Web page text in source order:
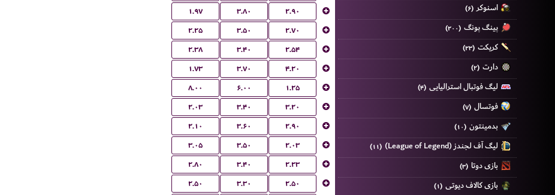
اسنوکر (۶)
پینگ پونگ (۲۰۰)
کریکت (۲۳)
دارت (۲)
لیگ فوتبال استرالیایی (۴)
فوتسال (۷)
بدمینتون (۱۰)
لیگ آف لجندز (League of Legend) (۱۱)
بازی دوتا (۳)
بازی کالاف دیوتی (۱)
۱.۹۷ ۳.۸۰ ۲.۹۰
۲.۲۵ ۳.۵۰ ۲.۷۰
۲.۳۸ ۳.۴۰ ۲.۵۴
۱.۷۳ ۳.۷۰ ۴.۲۰
۸.۰۰ ۶.۰۰ ۱.۲۵
۲.۰۳ ۳.۴۰ ۳.۲۰
۲.۱۰ ۳.۶۰ ۲.۹۰
۳.۰۵ ۳.۵۰ ۲.۰۳
۲.۸۰ ۳.۴۰ ۲.۲۳
۲.۵۰ ۳.۳۰ ۲.۵۰